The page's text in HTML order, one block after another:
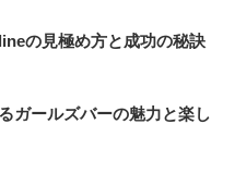
の見極め方と成功の秘訣
ガールズバーの魅力と楽し